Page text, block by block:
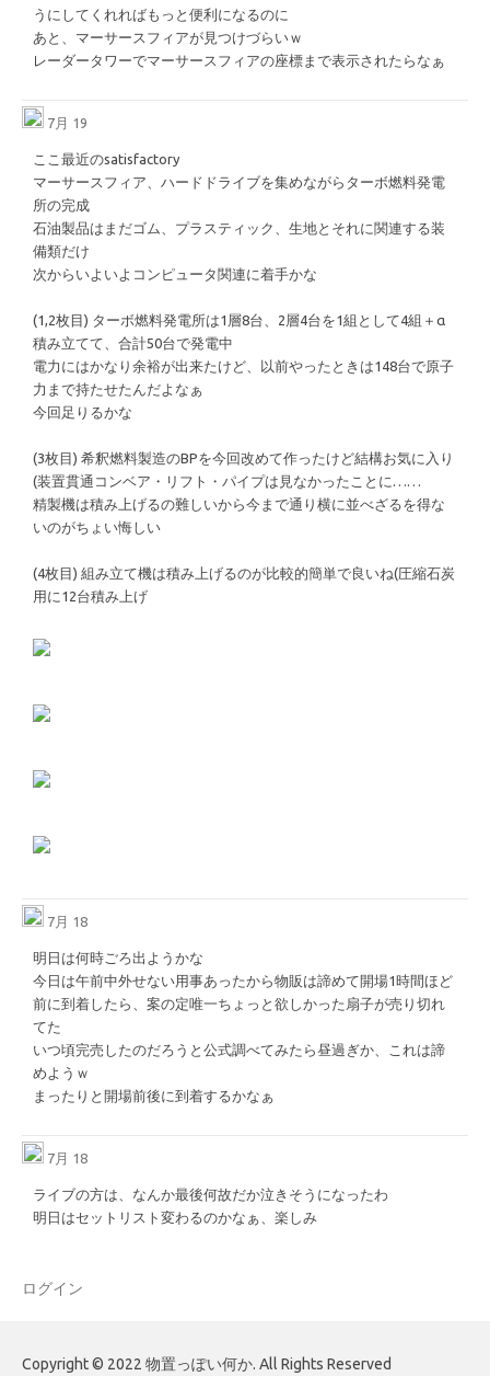
うにしてくれればもっと便利になるのに
あと、マーサースフィアが見つけづらいｗ
レーダータワーでマーサースフィアの座標まで表示されたらなぁ
7月 19
ここ最近のsatisfactory
マーサースフィア、ハードドライブを集めながらターボ燃料発電
所の完成
石油製品はまだゴム、プラスティック、生地とそれに関連する装
備類だけ
次からいよいよコンピュータ関連に着手かな
(1,2枚目) ターボ燃料発電所は1層8台、2層4台を1組として4組＋α
積み立てて、合計50台で発電中
電力にはかなり余裕が出来たけど、以前やったときは148台で原子
力まで持たせたんだよなぁ
今回足りるかな
(3枚目) 希釈燃料製造のBPを今回改めて作ったけど結構お気に入り
(装置貫通コンベア・リフト・パイプは見なかったことに……
精製機は積み上げるの難しいから今まで通り横に並べざるを得な
いのがちょい悔しい
(4枚目) 組み立て機は積み上げるのが比較的簡単で良いね(圧縮石炭
用に12台積み上げ
7月 18
明日は何時ごろ出ようかな
今日は午前中外せない用事あったから物販は諦めて開場1時間ほど
前に到着したら、案の定唯一ちょっと欲しかった扇子が売り切れ
てた
いつ頃完売したのだろうと公式調べてみたら昼過ぎか、これは諦
めようｗ
まったりと開場前後に到着するかなぁ
7月 18
ライブの方は、なんか最後何故だか泣きそうになったわ
明日はセットリスト変わるのかなぁ、楽しみ
ログイン
Copyright © 2022 物置っぽい何か. All Rights Reserved